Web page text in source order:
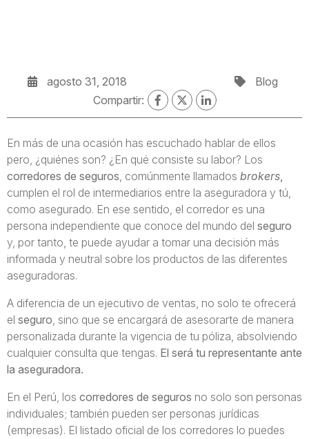
agosto 31, 2018
Blog
Compartir:
En más de una ocasión has escuchado hablar de ellos
pero, ¿quiénes son? ¿En qué consiste su labor? Los
corredores de seguros, comúnmente llamados brokers,
cumplen el rol de intermediarios entre la aseguradora y tú,
como asegurado. En ese sentido, el corredor es una
persona independiente que conoce del mundo del seguro
y, por tanto, te puede ayudar a tomar una decisión más
informada y neutral sobre los productos de las diferentes
aseguradoras.
A diferencia de un ejecutivo de ventas, no solo te ofrecerá
el seguro, sino que se encargará de asesorarte de manera
personalizada durante la vigencia de tu póliza, absolviendo
cualquier consulta que tengas. El será tu representante ante
la aseguradora.
En el Perú, los corredores de seguros no solo son personas
individuales; también pueden ser personas jurídicas
(empresas). El listado oficial de los corredores lo puedes